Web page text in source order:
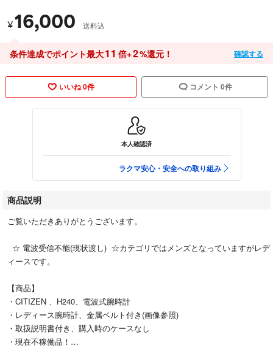
¥16,000 送料込
条件達成でポイント最大11 倍+2%還元！ 確認する
いいね 0件 コメント 0件
本人確認済
ラクマ安心・安全への取り組み
商品説明
ご覧いただきありがとうございます。
☆ 電波受信不能(現状渡し) ☆カテゴリではメンズとなっていますがレデ
ィースです。
【商品】
・CITIZEN 、H240、電波式腕時計
・レディース腕時計、金属ベルト付き(画像参照)
・取扱説明書付き、購入時のケースなし
・現在不稼働品！